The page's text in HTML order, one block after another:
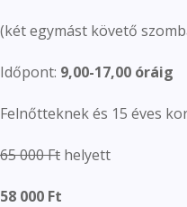
(két egymást követő
Időpont: 9,00-17,00 óráig
Felnőtteknek és 15 éves
65 000 Ft helyett
58 000 Ft